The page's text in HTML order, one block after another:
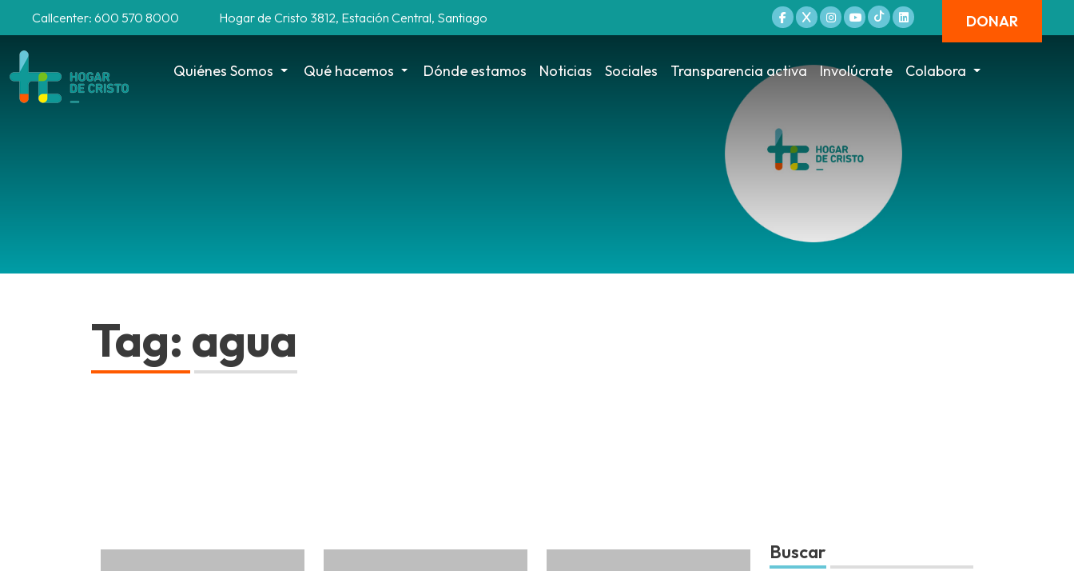
Callcenter: 600 570 8000 Hogar de Cristo 3812, Estación Central, Santiago DONAR
Quiénes Somos Qué hacemos Dónde estamos Noticias Sociales Transparencia activa Involúcrate Colabora
Tag: agua
Buscar